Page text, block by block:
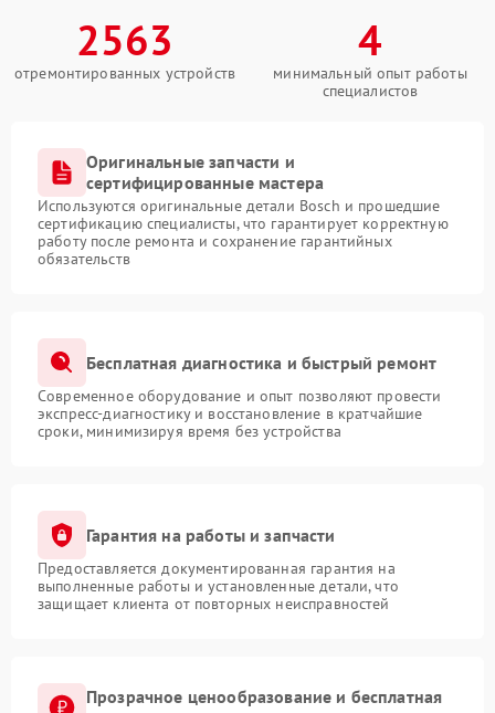
2563
отремонтированных устройств
4
минимальный опыт работы
специалистов
Оригинальные запчасти и
сертифицированные мастера
Используются оригинальные детали Bosch и прошедшие
сертификацию специалисты, что гарантирует корректную
работу после ремонта и сохранение гарантийных
обязательств
Бесплатная диагностика и быстрый ремонт
Современное оборудование и опыт позволяют провести
экспресс-диагностику и восстановление в кратчайшие
сроки, минимизируя время без устройства
Гарантия на работы и запчасти
Предоставляется документированная гарантия на
выполненные работы и установленные детали, что
защищает клиента от повторных неисправностей
Прозрачное ценообразование и бесплатная